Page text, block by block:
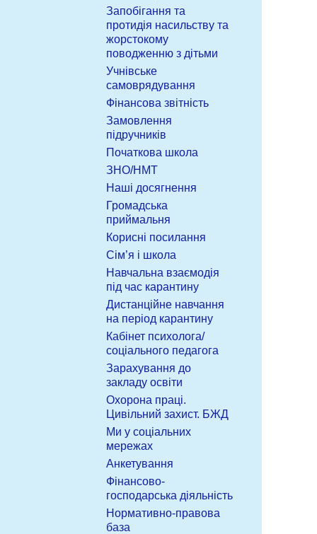
Запобігання та
протидія насильству та
жорстокому
поводженню з дітьми
Учнівське
самоврядування
Фінансова звітність
Замовлення
підручників
Початкова школа
ЗНО/НМТ
Наші досягнення
Громадська
приймальня
Корисні посилання
Сім’я і школа
Навчальна взаємодія
під час карантину
Дистанційне навчання
на період карантину
Кабінет психолога/
соціального педагога
Зарахування до
закладу освіти
Охорона праці.
Цивільний захист. БЖД
Ми у соціальних
мережах
Анкетування
Фінансово-
господарська діяльність
Нормативно-правова
база